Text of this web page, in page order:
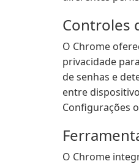
Controles
O Chrome
privacidade
de senhas e
entre
Configurações
O Chrome